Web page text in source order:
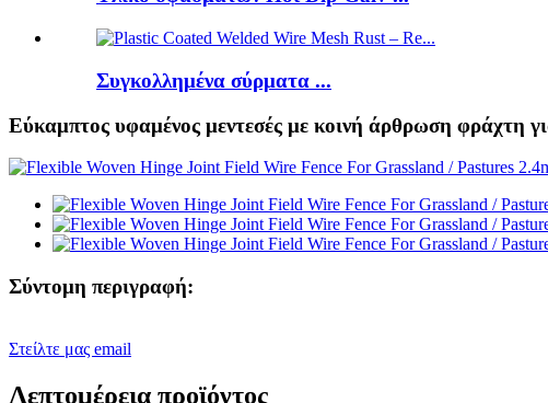
Συγκολλημένα σύρματα ...
Εύκαμπτος υφαμένος μεντεσές με κοινή άρθρωση φράχτη
Σύντομη περιγραφή:
Στείλτε μας email
Λεπτομέρεια προϊόντος